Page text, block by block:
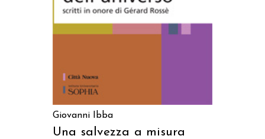
Giovanni Ibba
Una salvezza a misura